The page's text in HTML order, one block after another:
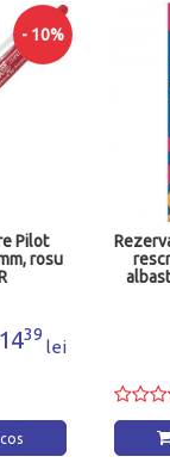
- 10%
Pilot
rosu
1439
lei